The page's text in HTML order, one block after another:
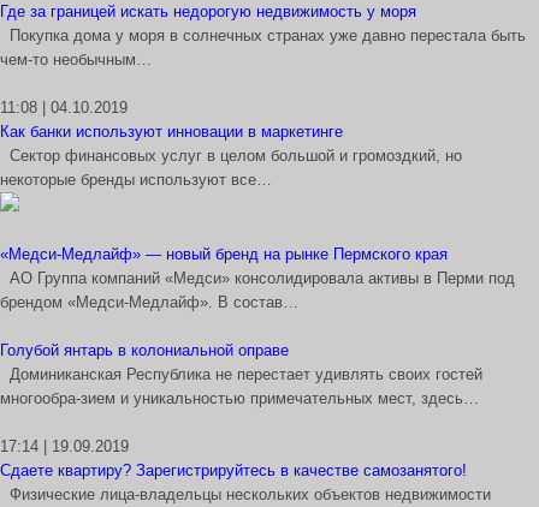
Где за границей искать недорогую недвижимость у моря
Покупка дома у моря в солнечных странах уже давно перестала быть
чем-то необычным…
11:08 | 04.10.2019
Как банки используют инновации в маркетинге
Сектор финансовых услуг в целом большой и громоздкий, но
некоторые бренды используют все…
«Медси-Медлайф» — новый бренд на рынке Пермского края
АО Группа компаний «Медси» консолидировала активы в Перми под
брендом «Медси-Медлайф». В состав…
Голубой янтарь в колониальной оправе
Доминиканская Республика не перестает удивлять своих гостей
многообра-зием и уникальностью примечательных мест, здесь…
17:14 | 19.09.2019
Сдаете квартиру? Зарегистрируйтесь в качестве самозанятого!
Физические лица-владельцы нескольких объектов недвижимости